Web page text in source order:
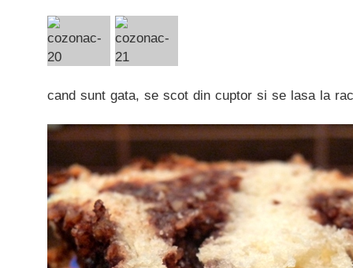
cand sunt gata, se scot din cuptor si se lasa la